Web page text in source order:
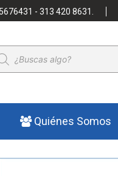
- 313 420 8631.
Quiénes Somos